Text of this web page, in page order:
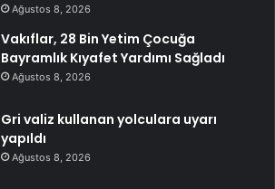
Ağustos 8, 2026
Vakıflar, 28 Bin Yetim Çocuğa
Bayramlık Kıyafet Yardımı Sağladı
Ağustos 8, 2026
Gri valiz kullanan yolculara uyarı
yapıldı
Ağustos 8, 2026